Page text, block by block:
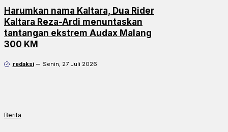
Harumkan nama Kaltara, Dua Rider
Kaltara Reza-Ardi menuntaskan
tantangan ekstrem Audax Malang
300 KM
redaksi Senin, 27 Juli 2026
Berita